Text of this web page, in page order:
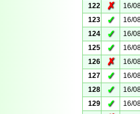
122
✗ 16/
123
✓ 16/
124
✓ 16/
125
✓ 16/
126
✗ 16/
127
✓ 16/
128
✓ 16/
129
✓ 16/